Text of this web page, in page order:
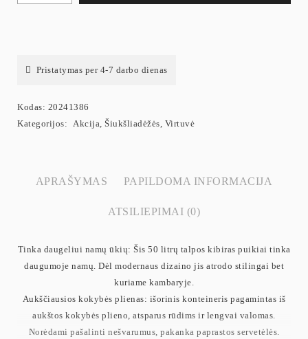
Pristatymas per 4-7 darbo dienas
Kodas: 20241386
Kategorijos: Akcija, Šiukšliadėžės, Virtuvė
APRAŠYMAS PAPILDOMA INFORMACIJA
ATSILIEPIMAI (0)
Tinka daugeliui namų ūkių: Šis 50 litrų talpos kibiras puikiai tinka
daugumoje namų. Dėl modernaus dizaino jis atrodo stilingai bet
kuriame kambaryje.
Aukščiausios kokybės plienas: išorinis konteineris pagamintas iš
aukštos kokybės plieno, atsparus rūdims ir lengvai valomas.
Norėdami pašalinti nešvarumus, pakanka paprastos servetėlės.